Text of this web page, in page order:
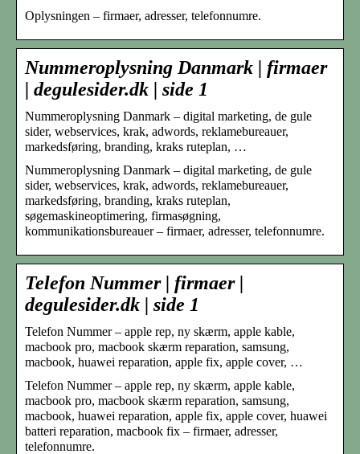
Oplysningen – firmaer, adresser, telefonnumre.
Nummeroplysning Danmark | firmaer
| degulesider.dk | side 1
Nummeroplysning Danmark – digital marketing, de gule
sider, webservices, krak, adwords, reklamebureauer,
markedsføring, branding, kraks ruteplan, …
Nummeroplysning Danmark – digital marketing, de gule
sider, webservices, krak, adwords, reklamebureauer,
markedsføring, branding, kraks ruteplan,
søgemaskineoptimering, firmasøgning,
kommunikationsbureauer – firmaer, adresser, telefonnumre.
Telefon Nummer | firmaer |
degulesider.dk | side 1
Telefon Nummer – apple rep, ny skærm, apple kable,
macbook pro, macbook skærm reparation, samsung,
macbook, huawei reparation, apple fix, apple cover, …
Telefon Nummer – apple rep, ny skærm, apple kable,
macbook pro, macbook skærm reparation, samsung,
macbook, huawei reparation, apple fix, apple cover, huawei
batteri reparation, macbook fix – firmaer, adresser,
telefonnumre.